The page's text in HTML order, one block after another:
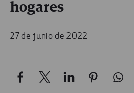
hogares
27 de junio de 2022